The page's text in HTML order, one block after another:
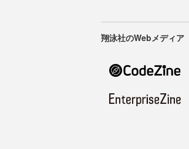
翔泳社のWebメディア